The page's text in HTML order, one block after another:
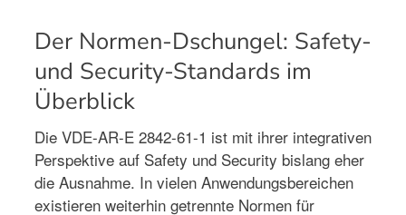
Der Normen-Dschungel: Safety-
und Security-Standards im
Überblick
Die VDE-AR-E 2842-61-1 ist mit ihrer integrativen
Perspektive auf Safety und Security bislang eher
die Ausnahme. In vielen Anwendungsbereichen
existieren weiterhin getrennte Normen für